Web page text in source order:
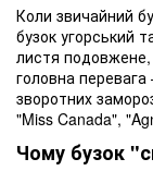
Коли звичайний
бузок угорський
листя подовжене,
головна
зворотних
"Miss Canada",
Чому бузок